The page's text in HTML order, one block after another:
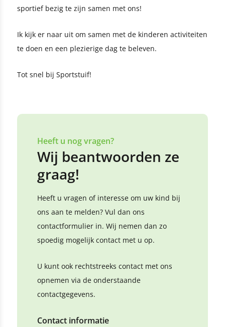
sportief bezig te zijn samen met ons!
Ik kijk er naar uit om samen met de kinderen activiteiten
te doen en een plezierige dag te beleven.
Tot snel bij Sportstuif!
Heeft u nog vragen?
Wij beantwoorden ze
graag!
Heeft u vragen of interesse om uw kind bij
ons aan te melden? Vul dan ons
contactformulier in. Wij nemen dan zo
spoedig mogelijk contact met u op.
U kunt ook rechtstreeks contact met ons
opnemen via de onderstaande
contactgegevens.
Contact informatie